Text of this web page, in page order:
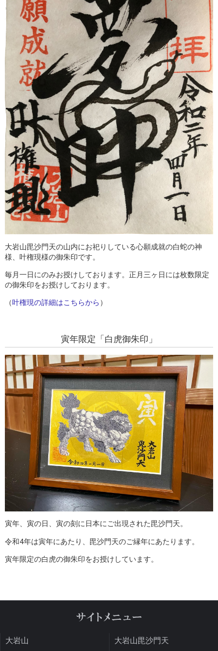
大岩山毘沙門天の山内にお祀りしている心願成就の白蛇の神
様、叶権現様の御朱印です。
毎月一日にのみお授けしております。正月三ヶ日には枚数限定
の御朱印をお授けしております。
（叶権現の詳細はこちらから ）
寅年限定「白虎御朱印」
寅年、寅の日、寅の刻に日本にご出現された毘沙門天。
令和4年は寅年にあたり、毘沙門天のご縁年にあたります。
寅年限定の白虎の御朱印をお授けしています。
大岩山 大岩山毘沙門天